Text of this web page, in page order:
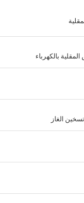
بالكهرباء
تسخين الغاز